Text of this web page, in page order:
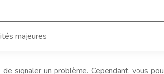
majeures
signaler un problème. Cependant, vous